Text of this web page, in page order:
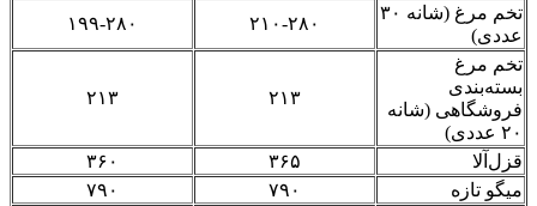
تخم مرغ (شانه ۳۰
عددی)
۲۱۰-۲۸۰
۱۹۹-۲۸۰
تخم مرغ
بسته‌بندی
فروشگاهی (شانه
۲۰ عددی)
۲۱۳ ۲۱۳
قزل‌آلا ۳۶۵
۳۶۰
میگو تازه
۷۹۰
۷۹۰